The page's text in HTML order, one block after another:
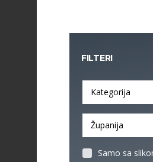
FILTERI
Kategorija
Županija
Samo sa